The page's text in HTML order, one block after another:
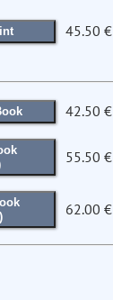
45.50 €
42.50 €
55.50 €
62.00 €